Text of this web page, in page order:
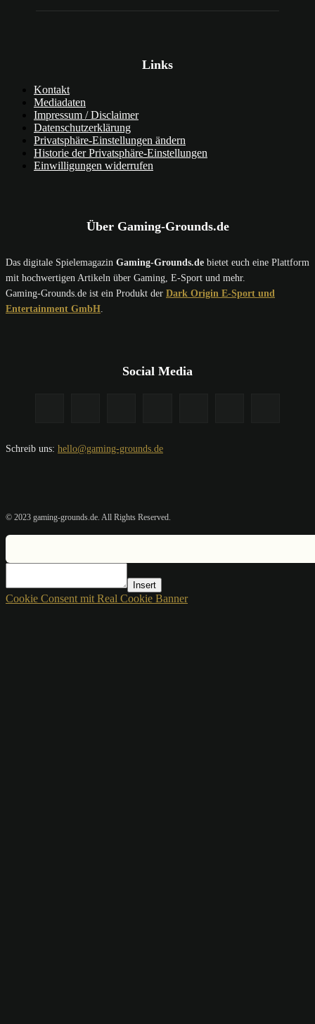
Links
Kontakt
Mediadaten
Impressum / Disclaimer
Datenschutzerklärung
Privatsphäre-Einstellungen ändern
Historie der Privatsphäre-Einstellungen
Einwilligungen widerrufen
Über Gaming-Grounds.de
Das digitale Spielemagazin Gaming-Grounds.de bietet euch eine Plattform
mit hochwertigen Artikeln über Gaming, E-Sport und mehr.
Gaming-Grounds.de ist ein Produkt der Dark Origin E-Sport und
Entertainment GmbH.
Social Media
Schreib uns: hello@gaming-grounds.de
© 2023 gaming-grounds.de. All Rights Reserved.
Insert
Cookie Consent mit Real Cookie Banner